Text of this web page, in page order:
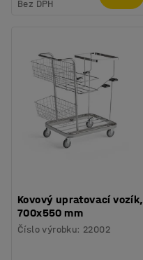
Bez DPH
Kovový upratovací vozík,
700x550 mm
Číslo výrobku: 22002